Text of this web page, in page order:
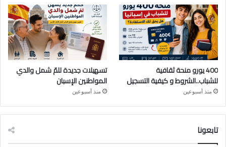
400 يورو منحة ثقافية
للشباب..الشروط و كيفية التسجيل
منذ أسبوعين
تسهيلات جديدة للمّ شمل والدي
المواطنين الإسبان
منذ أسبوعين
تابعونا